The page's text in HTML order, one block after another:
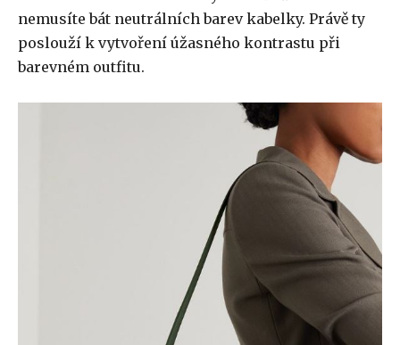
nemusíte bát neutrálních barev kabelky. Právě ty
poslouží k vytvoření úžasného kontrastu při
barevném outfitu.